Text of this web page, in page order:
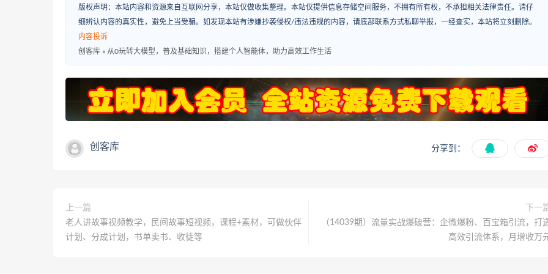
版权声明：本站内容和资源来自互联网分享，本站仅做收集整理。本站仅提供信息存储空间服务，不拥有所有权，不承担相关法律责任。请仔
细辨认内容的真实性，避免上当受骗。如发现本站有涉嫌抄袭侵权/违法违规的内容，请底部联系方式私聊举报，一经查实，本站将立刻删除。
内容投诉
创客库 » 从0玩转大模型，普及基础知识，搭建个人智能体，助力高效工作生活
创客库 分享到：
上一篇
老人讲故事视频教学，民间故事短视频，课程+素材，可做伙伴
计划、分成计划，书单卖书、收徒等
下一
（14039期）流量实战爆破营：企微爆粉、百宝箱引流，打
高效引流体系，月增收万